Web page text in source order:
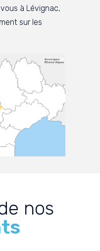
à Lévignac,
sur les
nos